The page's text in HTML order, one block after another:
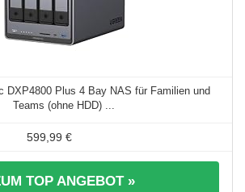
DXP4800 Plus 4 Bay NAS für Familien und
Teams (ohne HDD) ...
599,99 €
TOP ANGEBOT »